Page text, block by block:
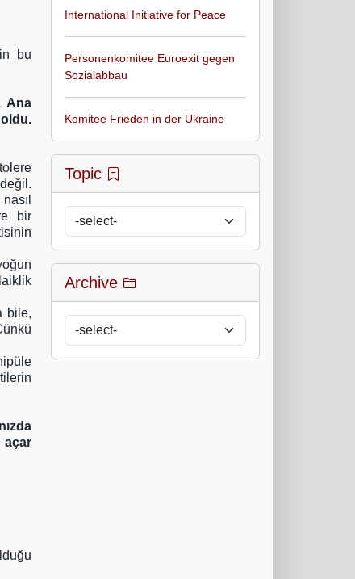
bu
Ana
bir
bile,
açar
International Initiative for Peace
Personenkomitee Euroexit gegen
Sozialabbau
Komitee Frieden in der Ukraine
Topic
Archive